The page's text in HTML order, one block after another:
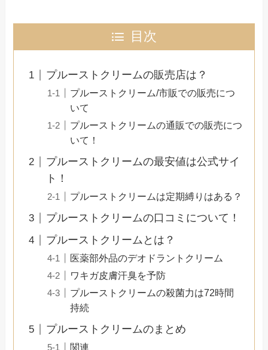
目次
プルーストクリームの販売店は？
プルーストクリーム/市販での販売につ
いて
プルーストクリームの通販での販売につ
いて！
プルーストクリームの最安値は公式サイ
ト！
プルーストクリームは定期縛りはある？
プルーストクリームの口コミについて！
プルーストクリームとは？
医薬部外品のデオドラントクリーム
ワキガ皮膚汗臭を予防
プルーストクリームの殺菌力は72時間
持続
プルーストクリームのまとめ
関連